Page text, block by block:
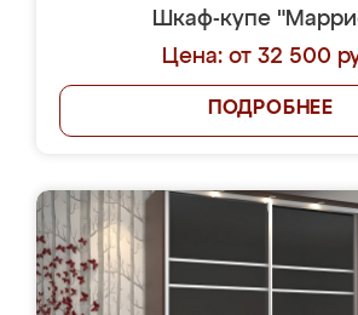
Шкаф-купе
Цена: от 32 500
ПОДРОБНЕЕ